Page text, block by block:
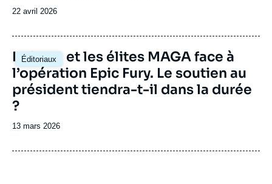
Date
publication
22 avril 2026
Éditoriaux
Image
principale
La base et les élites MAGA face à
l’opération Epic Fury. Le soutien au
président tiendra-t-il dans la durée
?
Date
publication
13 mars 2026